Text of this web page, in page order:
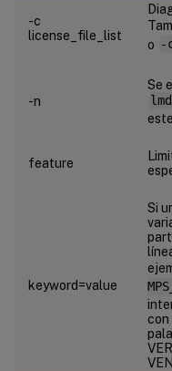
-c
license_file_list
o -
-n
Se
feature
keyword=value
Si
con